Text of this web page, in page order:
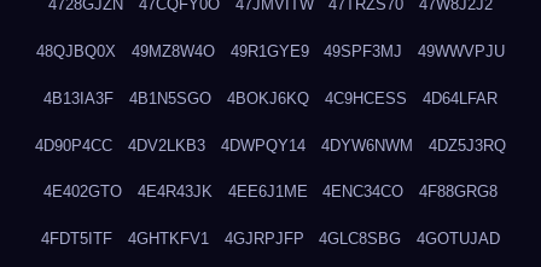
4728GJZN 47CQFY0O 47JMVITW 47TRZS70 47W8J2J2
48QJBQ0X 49MZ8W4O 49R1GYE9 49SPF3MJ 49WWVPJU
4B13IA3F 4B1N5SGO 4BOKJ6KQ 4C9HCESS 4D64LFAR
4D90P4CC 4DV2LKB3 4DWPQY14 4DYW6NWM 4DZ5J3RQ
4E402GTO 4E4R43JK 4EE6J1ME 4ENC34CO 4F88GRG8
4FDT5ITF 4GHTKFV1 4GJRPJFP 4GLC8SBG 4GOTUJAD